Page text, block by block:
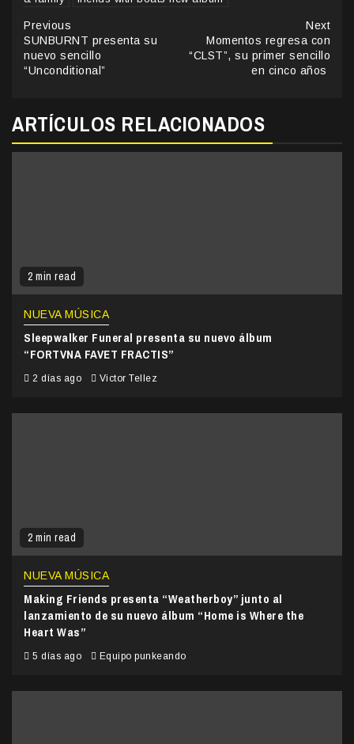
Continue
Reading
Previous
SUNBURNT presenta su
nuevo sencillo
“Unconditional”
Next
Momentos regresa con
“CLST”, su primer sencillo
en cinco años
ARTÍCULOS RELACIONADOS
2 min read
NUEVA MÚSICA
Sleepwalker Funeral presenta su nuevo álbum
“FORTVNA FAVET FRACTIS”
2 días ago Victor Tellez
2 min read
NUEVA MÚSICA
Making Friends presenta “Weatherboy” junto al
lanzamiento de su nuevo álbum “Home is Where the
Heart Was”
5 días ago Equipo punkeando